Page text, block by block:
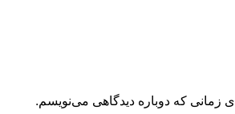
زمانی که دوباره دیدگاهی می‌نویسم.